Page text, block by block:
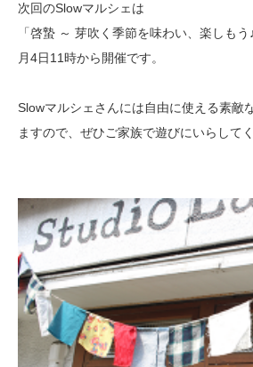
次回のSlowマルシェは
「啓蟄 ～ 芽吹く季節を味わい、楽しも
月4日11時から開催です。
Slowマルシェさんには自由に使える素敵
ますので、 ぜひご家族で遊びにいらして